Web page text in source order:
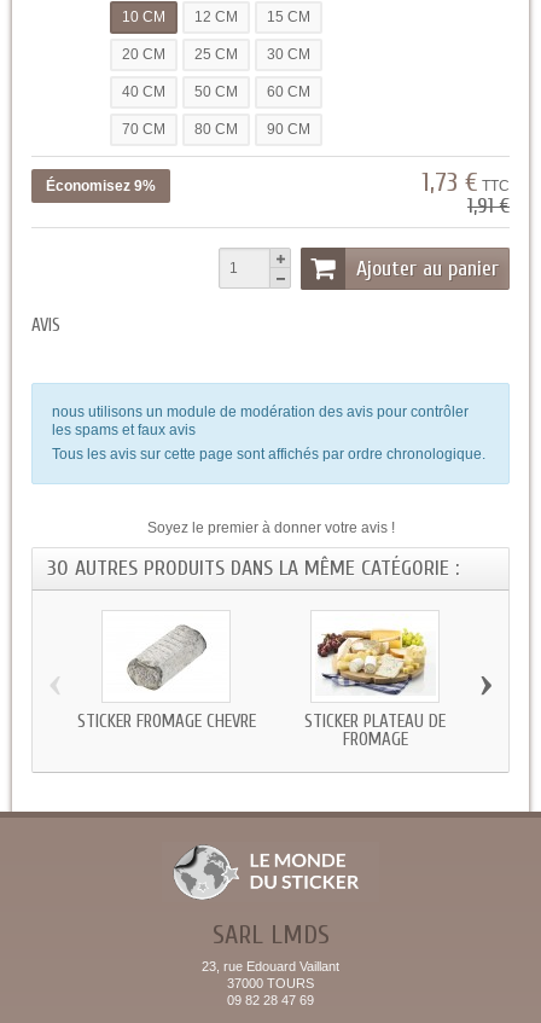
10 CM 12 CM 15 CM
20 CM 25 CM 30 CM
40 CM 50 CM 60 CM
70 CM 80 CM 90 CM
Économisez 9% 1,73 € TTC
1,91 €
Ajouter au panier
AVIS
nous utilisons un module de modération des avis pour contrôler
les spams et faux avis
Tous les avis sur cette page sont affichés par ordre chronologique.
Soyez le premier à donner votre avis !
30 AUTRES PRODUITS DANS LA MÊME CATÉGORIE :
STICKER FROMAGE CHÈVRE
STICKER PLATEAU DE
FROMAGE
‹ ›
SARL LMDS
23, rue Edouard Vaillant
37000 TOURS
09 82 28 47 69